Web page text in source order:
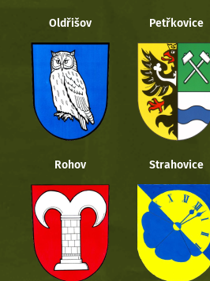
Oldřišov Petřkovice
Rohov Strahovice